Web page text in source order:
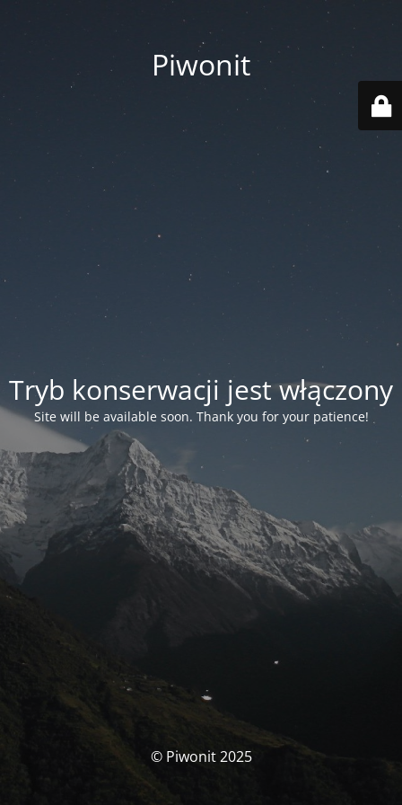
Piwonit
Tryb konserwacji jest włączony
Site will be available soon. Thank you for your patience!
© Piwonit 2025